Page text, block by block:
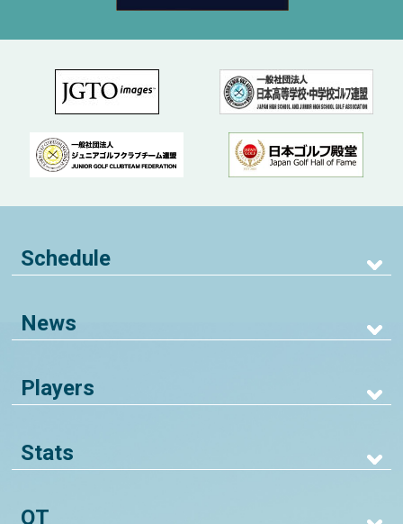
Schedule
News
Players
Stats
QT